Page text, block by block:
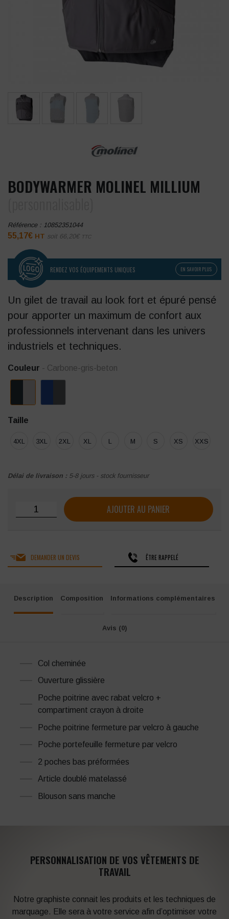
BODYWARMER MOLINEL MILLIUM
Référence : 10852351044
55,17€ HT soit 66,20€ TTC
RENDEZ VOS ÉQUIPEMENTS UNIQUES EN SAVOIR PLUS
Un gilet de travail au look fort et épuré pensé
pour apporter un maximum de confort aux
professionnels intervenant dans les univers
industriels et techniques.
Couleur - Carbone-gris-beton
Taille
4XL 3XL 2XL XL L M S XS XXS
Délai de livraison : 5-8 jours - stock fournisseur
quantité de Bodywarmer Molinel Millium
AJOUTER AU PANIER
DEMANDER UN DEVIS ÊTRE RAPPELÉ
Description Composition Informations complémentaires
Avis (0)
Col cheminée
Ouverture glissière
Poche poitrine avec rabat velcro +
compartiment crayon à droite
Poche poitrine fermeture par velcro à gauche
Poche portefeuille fermeture par velcro
2 poches bas préformées
Article doublé matelassé
Blouson sans manche
PERSONNALISATION DE VOS VÊTEMENTS DE
TRAVAIL
Notre graphiste connait les produits et les techniques de
marquage. Elle sera à votre service afin d’optimiser votre